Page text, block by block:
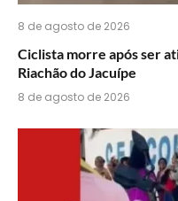
8 de agosto de 2026
Ciclista morre após ser
Riachão do Jacuípe
8 de agosto de 2026